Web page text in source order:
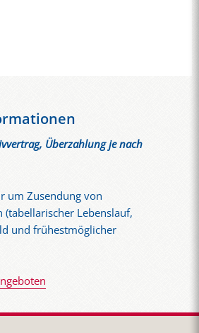
Überzahlung je nach
um Zusendung von
Lebenslauf,
und frühestmöglicher